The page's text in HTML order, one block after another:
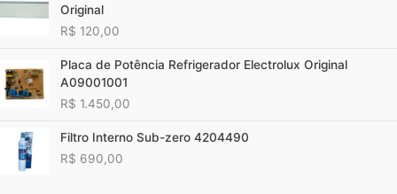
Original
R$ 120,00
Placa de Potência Refrigerador Electrolux Original
A09001001
R$ 1.450,00
Filtro Interno Sub-zero 4204490
R$ 690,00